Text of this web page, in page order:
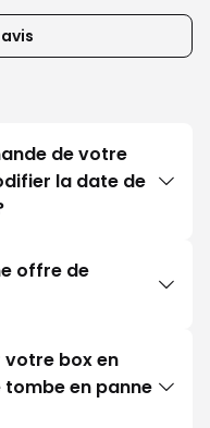
de votre
la date de
offre de
votre box en
en panne